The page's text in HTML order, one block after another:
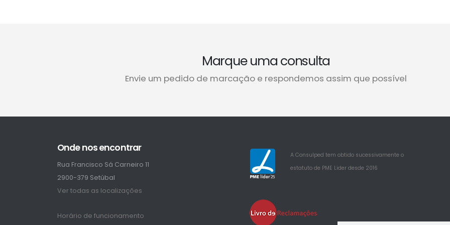
Marque uma consulta
Envie um pedido de marcação e respondemos assim que possível
Onde nos encontrar
Rua Francisco Sá Carneiro 11
2900-379 Setúbal
Ver todas as localizações
Horário de funcionamento
25
A Consulped tem obtido sucessivamente o
estatuto de PME Lider desde 2016